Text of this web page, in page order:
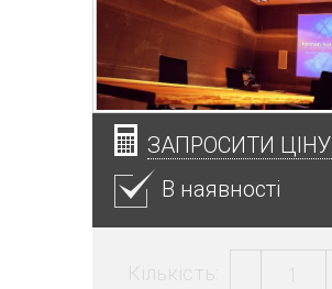
ЗАПРОСИТИ ЦІНУ
В наявності
Кількість: